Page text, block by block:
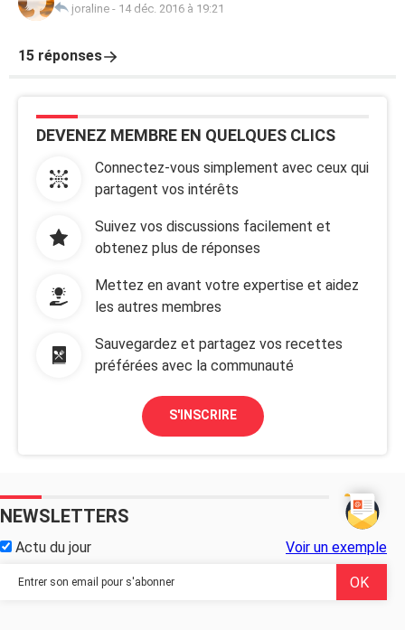
joraline - 14 déc. 2016 à 19:21
15 réponses
DEVENEZ MEMBRE EN QUELQUES CLICS
Connectez-vous simplement avec ceux qui
partagent vos intérêts
Suivez vos discussions facilement et
obtenez plus de réponses
Mettez en avant votre expertise et aidez
les autres membres
Sauvegardez et partagez vos recettes
préférées avec la communauté
S'INSCRIRE
NEWSLETTERS
Actu du jour Voir un exemple